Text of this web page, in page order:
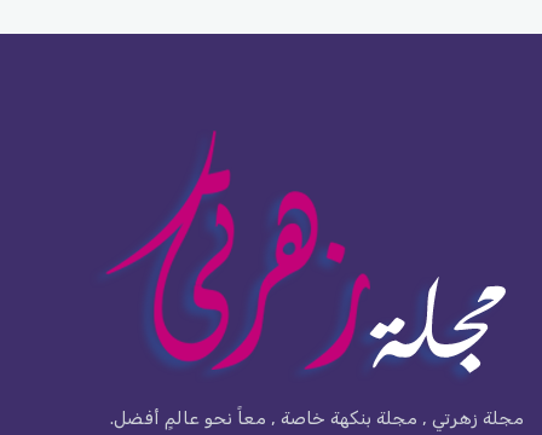
مجلة زهرتي , مجلة بنكهة خاصة , معاً نحو عالمٍ أفضل.